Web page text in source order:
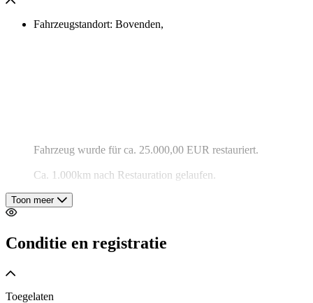
Fahrzeugstandort: Bovenden,
Fahrzeug wurde für ca. 25.000,00 EUR restauriert.
Ca. 1.000km nach Restauration gelaufen.
Zustand 1- (besser wie Auslieferung)
ZUBEHÖRANGABEN OHNE GEWÄHR, Änderungen,
Toon meer
Conditie en registratie
Toegelaten